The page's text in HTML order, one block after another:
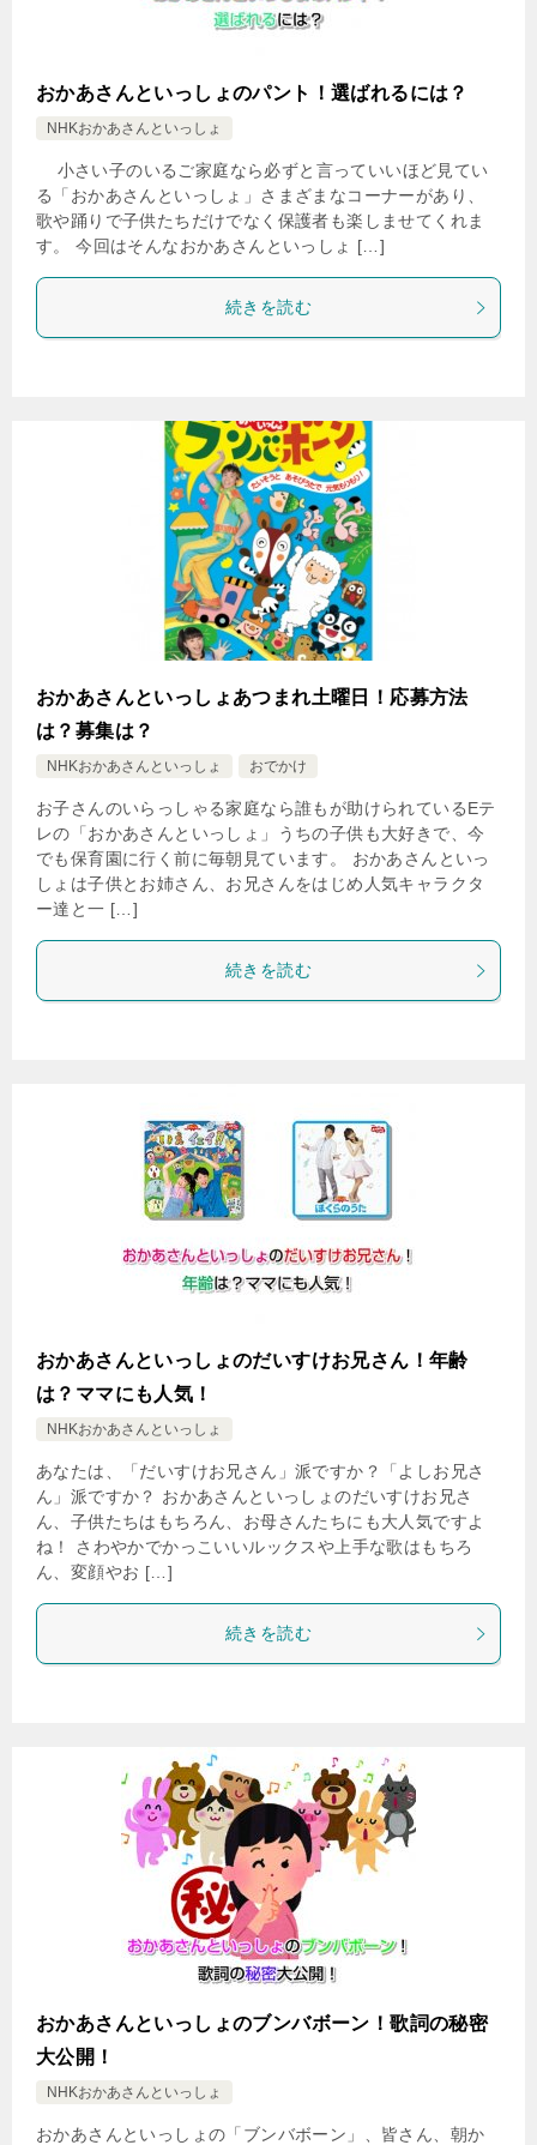
おかあさんといっしょのパント！選ばれるには？
NHKおかあさんといっしょ
小さい子のいるご家庭なら必ずと言っていいほど見てい
る「おかあさんといっしょ」さまざまなコーナーがあり、
歌や踊りで子供たちだけでなく保護者も楽しませてくれま
す。 今回はそんなおかあさんといっしょ […]
続きを読む
おかあさんといっしょあつまれ土曜日！応募方法
は？募集は？
NHKおかあさんといっしょ おでかけ
お子さんのいらっしゃる家庭なら誰もが助けられているEテ
レの「おかあさんといっしょ」うちの子供も大好きで、今
でも保育園に行く前に毎朝見ています。 おかあさんといっ
しょは子供とお姉さん、お兄さんをはじめ人気キャラクタ
ー達と一 […]
続きを読む
おかあさんといっしょのだいすけお兄さん！年齢
は？ママにも人気！
NHKおかあさんといっしょ
あなたは、「だいすけお兄さん」派ですか？「よしお兄さ
ん」派ですか？ おかあさんといっしょのだいすけお兄さ
ん、子供たちはもちろん、お母さんたちにも大人気ですよ
ね！ さわやかでかっこいいルックスや上手な歌はもちろ
ん、変顔やお […]
続きを読む
おかあさんといっしょのブンバボーン！歌詞の秘密
大公開！
NHKおかあさんといっしょ
おかあさんといっしょの「ブンバボーン」、皆さん、朝か